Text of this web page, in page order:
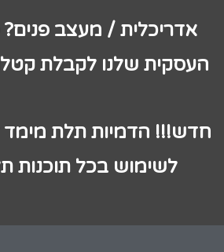
אדריכלית / מעצב
העסקית שלנו לקבלת
חדש!!! הדמיות תלת מימד
לשימוש בכל תוכנות